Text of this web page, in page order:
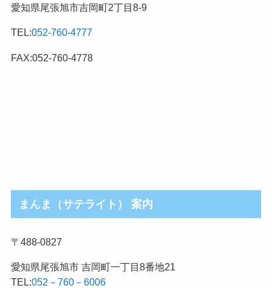
カ
ゴ
リ
愛知県尾張旭市吉岡町2丁目8-9
TEL:052-760-4777
FAX:052-760-4778
まんま（サテライト） 案内
〒488-0827
愛知県尾張旭市 吉岡町一丁目8番地21
TEL:052－760－6006